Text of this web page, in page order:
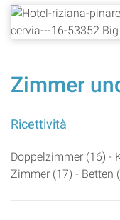
Zimmer
Ricettività
Doppelzimmer (16) -
Zimmer (17) - Betten